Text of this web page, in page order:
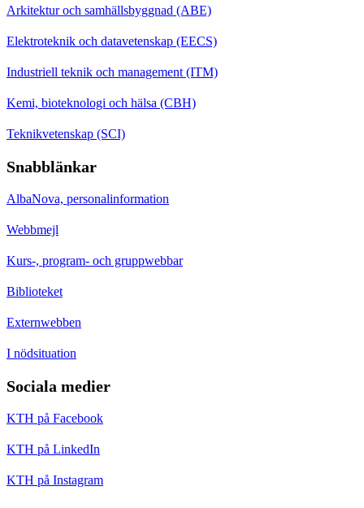
Arkitektur och samhällsbyggnad (ABE)
Elektroteknik och datavetenskap (EECS)
Industriell teknik och management (ITM)
Kemi, bioteknologi och hälsa (CBH)
Teknikvetenskap (SCI)
Snabblänkar
AlbaNova, personalinformation
Webbmejl
Kurs-, program- och gruppwebbar
Biblioteket
Externwebben
I nödsituation
Sociala medier
KTH på Facebook
KTH på LinkedIn
KTH på Instagram